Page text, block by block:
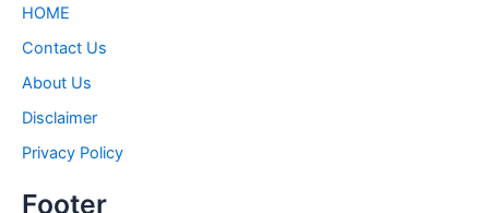
HOME
Contact Us
About Us
Disclaimer
Privacy Policy
Footer